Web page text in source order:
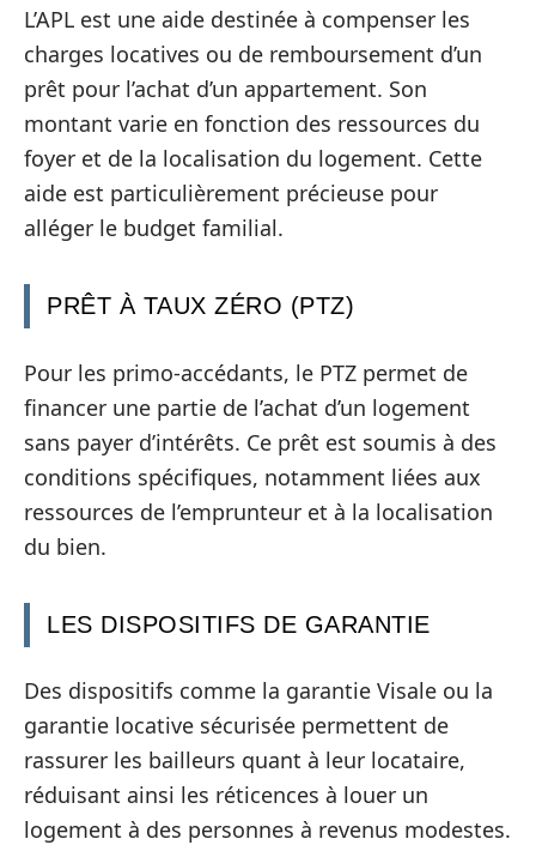
L’APL est une aide destinée à compenser les
charges locatives ou de remboursement d’un
prêt pour l’achat d’un appartement. Son
montant varie en fonction des ressources du
foyer et de la localisation du logement. Cette
aide est particulièrement précieuse pour
alléger le budget familial.
PRÊT À TAUX ZÉRO (PTZ)
Pour les primo-accédants, le PTZ permet de
financer une partie de l’achat d’un logement
sans payer d’intérêts. Ce prêt est soumis à des
conditions spécifiques, notamment liées aux
ressources de l’emprunteur et à la localisation
du bien.
LES DISPOSITIFS DE GARANTIE
Des dispositifs comme la garantie Visale ou la
garantie locative sécurisée permettent de
rassurer les bailleurs quant à leur locataire,
réduisant ainsi les réticences à louer un
logement à des personnes à revenus modestes.